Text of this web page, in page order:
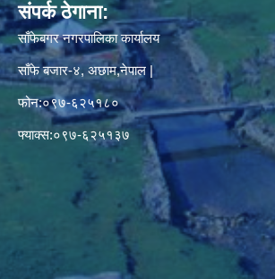
संपर्क ठेगाना:
साँफेबगर नगरपालिका कार्यालय
साँफे बजार-४, अछाम,नेपाल |
फोन:०९७-६२५१८०
फ्याक्स:०९७-६२५१३७